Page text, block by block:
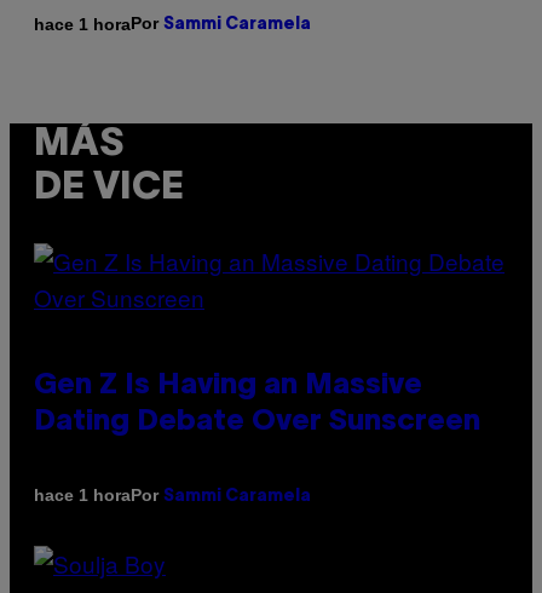
hace 1 horaPor Sammi Caramela
MÁS
DE VICE
Gen Z Is Having an Massive
Dating Debate Over Sunscreen
hace 1 horaPor Sammi Caramela